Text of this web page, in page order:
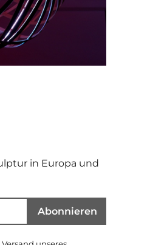
in Europa und
Abonnieren